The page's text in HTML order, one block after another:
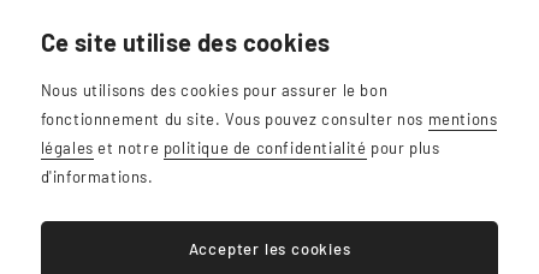
Ce site utilise des cookies
Nous utilisons des cookies pour assurer le bon
fonctionnement du site. Vous pouvez consulter nos mentions
légales et notre politique de confidentialité pour plus
d'informations.
Accepter les cookies